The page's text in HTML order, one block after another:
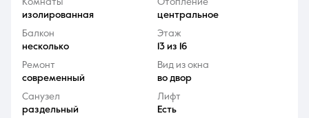
Комнаты
изолированная
Отопление
центральное
Балкон
несколько
Этаж
13 из 16
Ремонт
современный
Вид из окна
во двор
Санузел
раздельный
Лифт
Есть